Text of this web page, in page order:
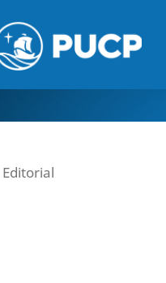
Editorial